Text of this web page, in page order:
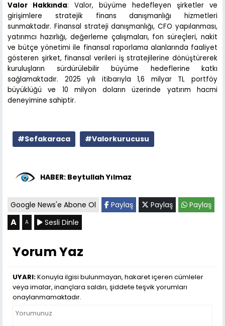
Valor Hakkında: Valor, büyüme hedefleyen şirketler ve
girişimlere stratejik finans danışmanlığı hizmetleri
sunmaktadır. Finansal strateji danışmanlığı, CFO yapılanması,
yatırımcı hazırlığı, değerleme çalışmaları, fon süreçleri, nakit
ve bütçe yönetimi ile finansal raporlama alanlarında faaliyet
gösteren şirket, finansal verileri iş stratejilerine dönüştürerek
kuruluşların sürdürülebilir büyüme hedeflerine katkı
sağlamaktadır. 2025 yılı itibarıyla 1,6 milyar TL portföy
büyüklüğü ve 10 milyon doların üzerinde yatırım hacmi
deneyimine sahiptir.
#Sefakaraca #Valorkurucusu
HABER: Beytullah Yılmaz
Google News'e Abone Ol Paylaş Paylaş Paylaş
A A Sesli Dinle
Yorum Yaz
UYARI:Konuyla ilgisi bulunmayan, hakaret içeren cümleler
veya imalar, inançlara saldırı, şiddete teşvik yorumları
onaylanmamaktadır.